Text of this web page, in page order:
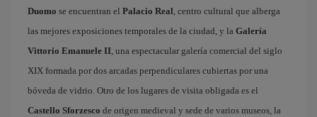
Duomo se encuentran el Palacio Real, centro cultural que alberga
las mejores exposiciones temporales de la ciudad, y la Galería
Vittorio Emanuele II, una espectacular galería comercial del siglo
XIX formada por dos arcadas perpendiculares cubiertas por una
bóveda de vidrio. Otro de los lugares de visita obligada es el
Castello Sforzesco de origen medieval y sede de varios museos, la